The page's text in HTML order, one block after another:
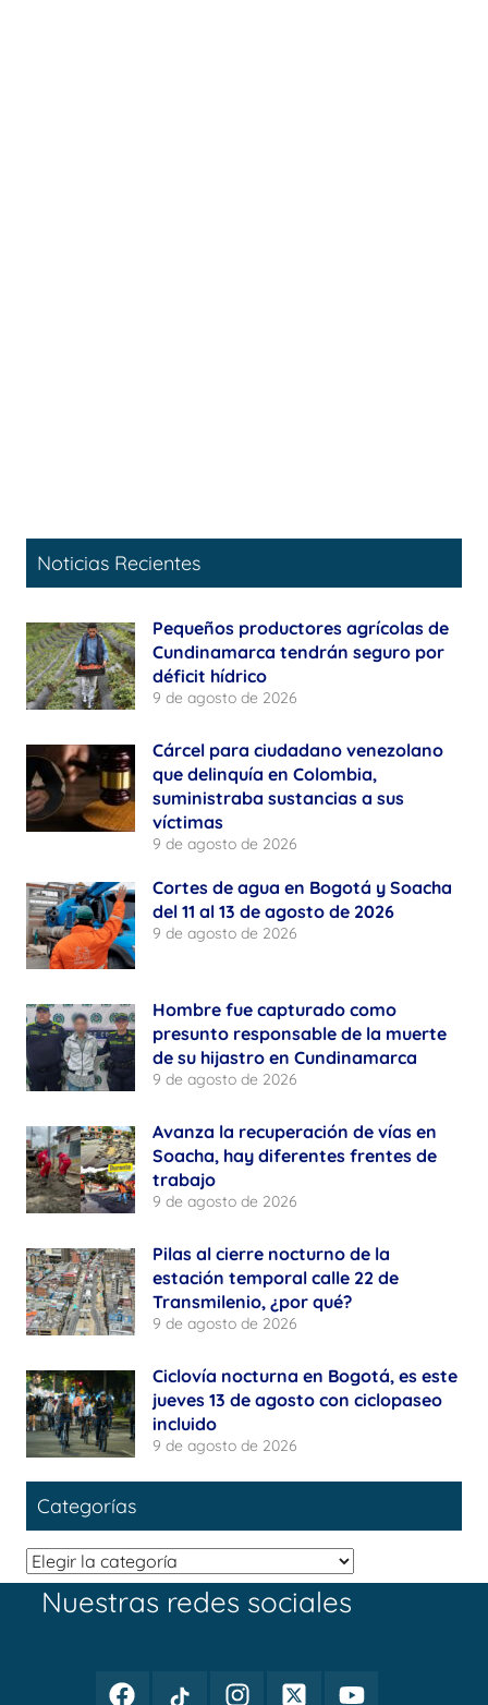
Noticias Recientes
Pequeños productores agrícolas de
Cundinamarca tendrán seguro por
déficit hídrico
9 de agosto de 2026
Cárcel para ciudadano venezolano
que delinquía en Colombia,
suministraba sustancias a sus
víctimas
9 de agosto de 2026
Cortes de agua en Bogotá y Soacha
del 11 al 13 de agosto de 2026
9 de agosto de 2026
Hombre fue capturado como
presunto responsable de la muerte
de su hijastro en Cundinamarca
9 de agosto de 2026
Avanza la recuperación de vías en
Soacha, hay diferentes frentes de
trabajo
9 de agosto de 2026
Pilas al cierre nocturno de la
estación temporal calle 22 de
Transmilenio, ¿por qué?
9 de agosto de 2026
Ciclovía nocturna en Bogotá, es este
jueves 13 de agosto con ciclopaseo
incluido
9 de agosto de 2026
Categorías
Categorías
Nuestras redes sociales
FacebookTikTok InstagramTwitterYoutube